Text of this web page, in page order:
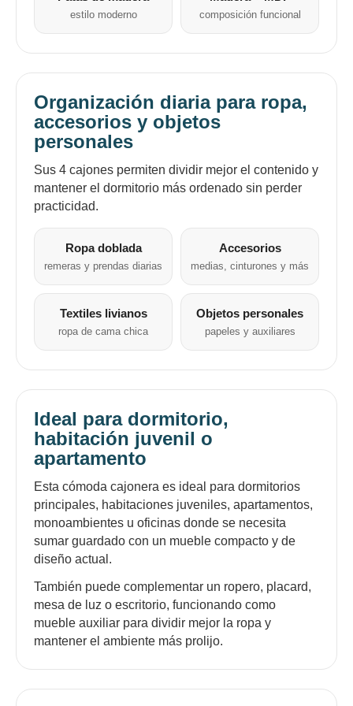
estilo moderno composición funcional
Organización diaria para ropa,
accesorios y objetos
personales
Sus 4 cajones permiten dividir mejor el contenido y
mantener el dormitorio más ordenado sin perder
practicidad.
Ropa doblada
remeras y prendas diarias
Accesorios
medias, cinturones y más
Textiles livianos
ropa de cama chica
Objetos personales
papeles y auxiliares
Ideal para dormitorio,
habitación juvenil o
apartamento
Esta cómoda cajonera es ideal para dormitorios
principales, habitaciones juveniles, apartamentos,
monoambientes u oficinas donde se necesita
sumar guardado con un mueble compacto y de
diseño actual.
También puede complementar un ropero, placard,
mesa de luz o escritorio, funcionando como
mueble auxiliar para dividir mejor la ropa y
mantener el ambiente más prolijo.
* sujeto a aprobación crediticia. El monto disponible